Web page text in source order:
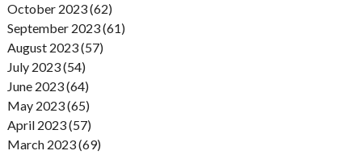
October 2023 (62)
September 2023 (61)
August 2023 (57)
July 2023 (54)
June 2023 (64)
May 2023 (65)
April 2023 (57)
March 2023 (69)